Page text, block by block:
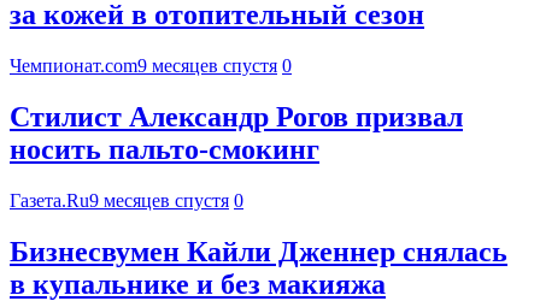
за кожей в отопительный сезон
Чемпионат.com9 месяцев спустя 0
Стилист Александр Рогов призвал
носить пальто-смокинг
Газета.Ru9 месяцев спустя 0
Бизнесвумен Кайли Дженнер снялась
в купальнике и без макияжа